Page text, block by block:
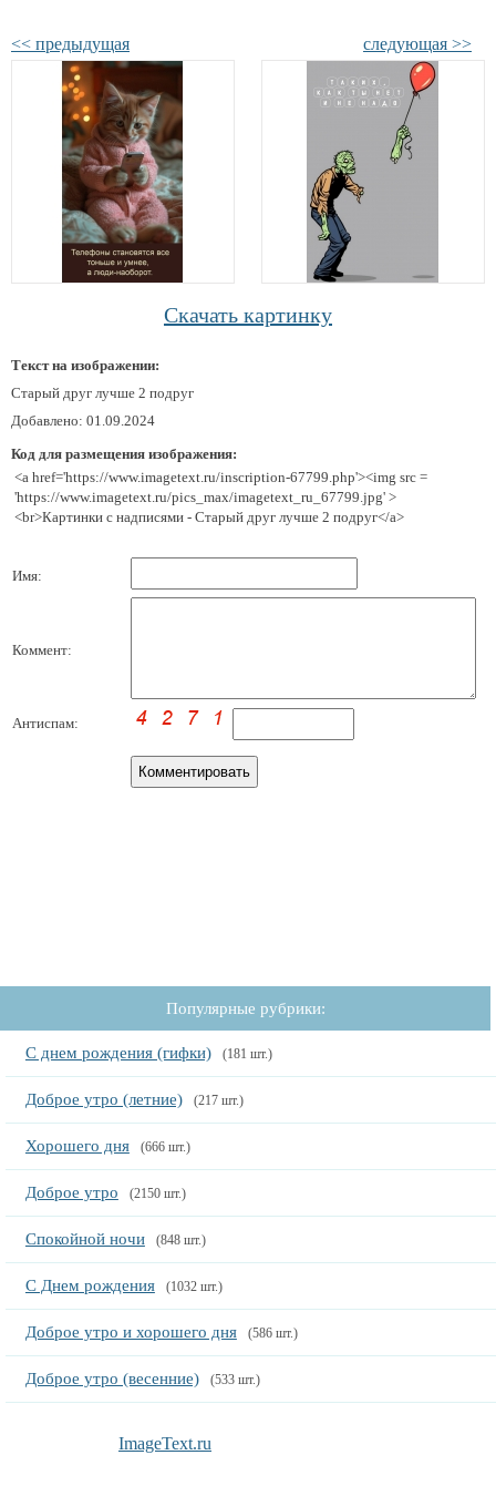
<< предыдущая следующая >>
Скачать картинку
Текст на изображении:
Старый друг лучше 2 подруг
Добавлено: 01.09.2024
Код для размещения изображения:
<a href='https://www.imagetext.ru/inscription-67799.php'><img src =
'https://www.imagetext.ru/pics_max/imagetext_ru_67799.jpg' >
<br>Картинки с надписями - Старый друг лучше 2 подруг</a>
Имя:
Коммент:
Антиспам:
Популярные рубрики:
С днем рождения (гифки) (181 шт.)
Доброе утро (летние) (217 шт.)
Хорошего дня (666 шт.)
Доброе утро (2150 шт.)
Спокойной ночи (848 шт.)
С Днем рождения (1032 шт.)
Доброе утро и хорошего дня (586 шт.)
Доброе утро (весенние) (533 шт.)
ImageText.ru